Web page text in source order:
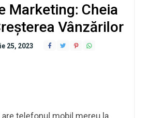
Marketing: Cheia
Vânzărilor
25, 2023
are telefonul mobil mereu la